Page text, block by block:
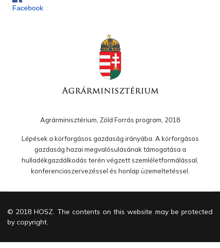
Facebook
Agrárminisztérium, Zöld Forrás program, 2018
Lépések a körforgásos gazdaság irányába. A körforgásos
gazdaság hazai megvalósulásának támogatása a
hulladékgazdálkodás terén végzett szemléletformálással,
konferenciaszervezéssel és honlap üzemeltetéssel.
© 2018 HOSZ. The contents on this website may be protected
by copyright.